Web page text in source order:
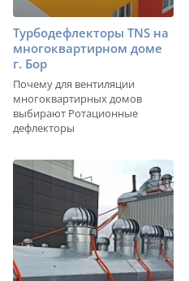
Турбодефлекторы TNS на
многоквартирном доме
г. Бор
Почему для вентиляции
многоквартирных домов
выбирают Ротационные
дефлекторы